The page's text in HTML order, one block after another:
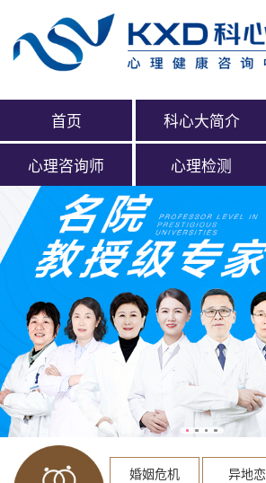
首页 科心大简介
心理咨询师 心理检测
婚姻危机 异地恋